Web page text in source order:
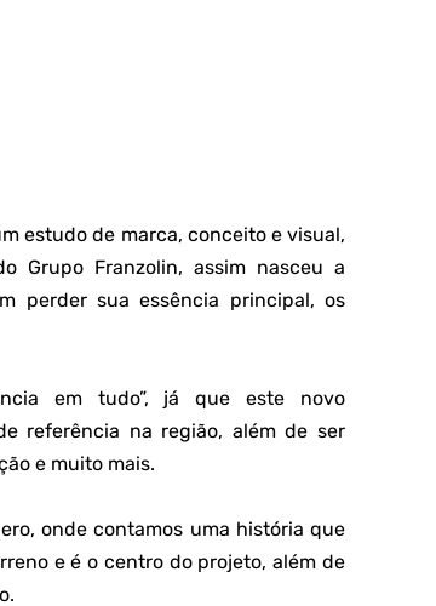
estudo de marca, conceito e visual,
Grupo Franzolin, assim nasceu a
perder sua essência principal, os
em tudo”, já que este novo
referência na região, além de ser
e muito mais.
onde contamos uma história que
e é o centro do projeto, além de